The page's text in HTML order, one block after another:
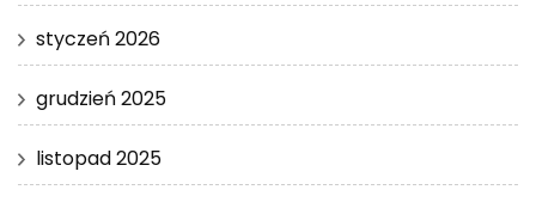
styczeń 2026
grudzień 2025
listopad 2025